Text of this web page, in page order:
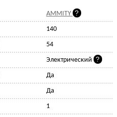
AMMITY
140
54
Электрический
Да
Да
1